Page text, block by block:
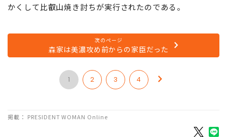
かくして比叡山焼き討ちが実行されたのである。
次のページ
森家は美濃攻め前からの家臣だった
1 2 3 4
掲載： PRESIDENT WOMAN Online